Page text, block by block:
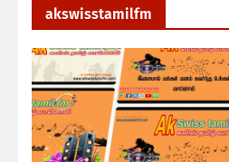
akswisstamilfm